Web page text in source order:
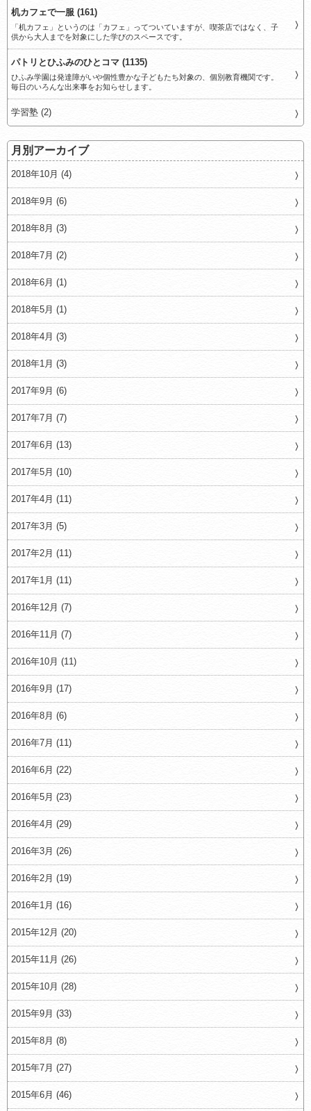
机カフェで一服 (161)
「机カフェ」というのは「カフェ」ってついていますが、喫茶店ではなく、子
供から大人までを対象にした学びのスペースです。
パトリとひふみのひとコマ (1135)
ひふみ学園は発達障がいや個性豊かな子どもたち対象の、個別教育機関です。
毎日のいろんな出来事をお知らせします。
学習塾 (2)
月別アーカイブ
2018年10月 (4)
2018年9月 (6)
2018年8月 (3)
2018年7月 (2)
2018年6月 (1)
2018年5月 (1)
2018年4月 (3)
2018年1月 (3)
2017年9月 (6)
2017年7月 (7)
2017年6月 (13)
2017年5月 (10)
2017年4月 (11)
2017年3月 (5)
2017年2月 (11)
2017年1月 (11)
2016年12月 (7)
2016年11月 (7)
2016年10月 (11)
2016年9月 (17)
2016年8月 (6)
2016年7月 (11)
2016年6月 (22)
2016年5月 (23)
2016年4月 (29)
2016年3月 (26)
2016年2月 (19)
2016年1月 (16)
2015年12月 (20)
2015年11月 (26)
2015年10月 (28)
2015年9月 (33)
2015年8月 (8)
2015年7月 (27)
2015年6月 (46)